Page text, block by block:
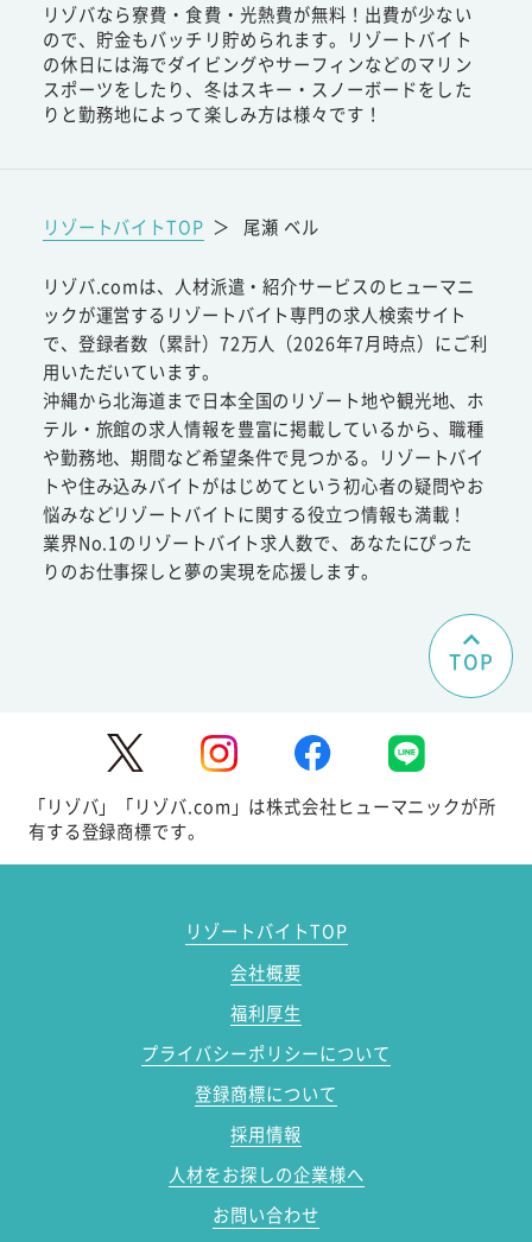
リゾバなら寮費・食費・光熱費が無料！出費が少ない
ので、貯金もバッチリ貯められます。リゾートバイト
の休日には海でダイビングやサーフィンなどのマリン
スポーツをしたり、冬はスキー・スノーボードをした
りと勤務地によって楽しみ方は様々です！
リゾートバイトTOP ＞ 尾瀬 ベル
リゾバ.comは、人材派遣・紹介サービスのヒューマニ
ックが運営するリゾートバイト専門の求人検索サイト
で、登録者数（累計）72万人（2026年7月時点）にご利
用いただいています。
沖縄から北海道まで日本全国のリゾート地や観光地、ホ
テル・旅館の求人情報を豊富に掲載しているから、職種
や勤務地、期間など希望条件で見つかる。リゾートバイ
トや住み込みバイトがはじめてという初心者の疑問やお
悩みなどリゾートバイトに関する役立つ情報も満載！
業界No.1のリゾートバイト求人数で、あなたにぴった
りのお仕事探しと夢の実現を応援します。
TOP
「リゾバ」「リゾバ.com」は株式会社ヒューマニックが所
有する登録商標です。
リゾートバイトTOP
会社概要
福利厚生
プライバシーポリシーについて
登録商標について
採用情報
人材をお探しの企業様へ
お問い合わせ